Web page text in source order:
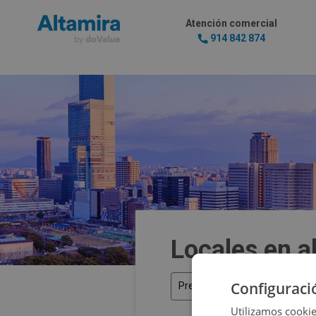
Atención comercial
914 842 874
Locales en
Precio
Utilizamos